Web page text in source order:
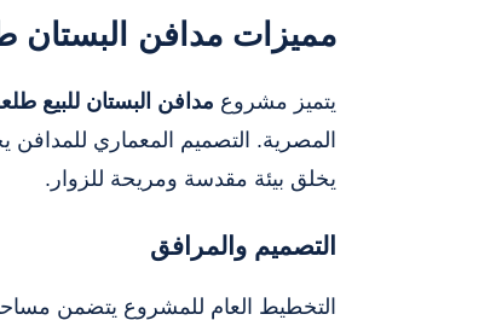
مميزات مدافن
يتميز مشروع مدافن البستان للبيع
المصرية. التصميم المعماري للمدافن
يخلق بيئة مقدسة ومريحة للزوار.
التصميم والمرافق
التخطيط العام للمشروع يتضمن